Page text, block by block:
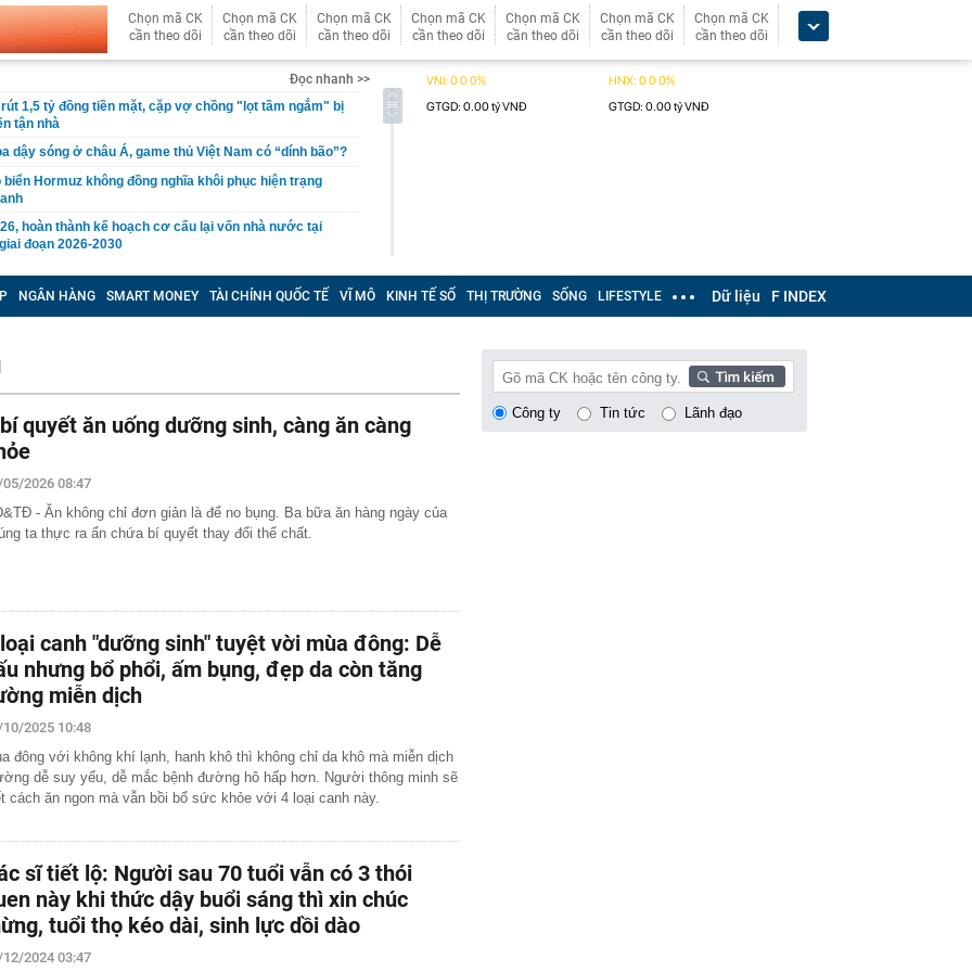
Chọn mã CK
cần theo dõi
Chọn mã CK
cần theo dõi
Chọn mã CK
cần theo dõi
Chọn mã CK
cần theo dõi
Chọn mã CK
cần theo dõi
Chọn mã CK
cần theo dõi
Chọn mã CK
cần theo dõi
Đọc nhanh >>
rút 1,5 tỷ đồng tiền mặt, cặp vợ chồng "lọt tầm ngắm" bị
tận nhà
dậy sóng ở châu Á, game thủ Việt Nam có “dính bão”?
biển Hormuz không đồng nghĩa khôi phục hiện trạng
hoàn thành kế hoạch cơ cấu lại vốn nhà nước tại
đoạn 2026-2030
Anh Tú: Việt Nam không nên vội vàng trước
trang sức kim cương 25 tỷ của bà Trương Mỹ Lan:
Quạt và Hồ Văn Khoa bị khởi tố sau loạt livestream
đạo Nga liên tục xuyên thủng lưới phòng không
thành phố trực thuộc Trung ương mới của Việt Nam
có biệt danh 'Mười Khó'?
7/8 tại Agribank, Vietcombank, BIDV, VietinBank,
HDBank,...
năm tuổi héo khô suốt 2 năm bỗng bật chồi, cách xử
khiến dân mạng nể phục
phẩm tiết lộ 4 món đầu năm học bán rất chạy
lại ít dùng
quả xổ số miền Bắc hôm nay thứ Sáu ngày 7/8/2026
hàng chưa từng được sử dụng bất ngờ có số dư 100
hay bán hết trước giờ trưa?
xử lý 'anh hùng bàn phím' bôi nhọ, xúc phạm cá nhân
trị giá hơn 262 tỷ đồng khi đi dạo trên khu đất của
NGÂN HÀNG SMART MONEY TÀI CHÍNH QUỐC TẾ VĨ MÔ KINH TẾ SỐ THỊ TRƯỜNG SỐNG LIFESTYLE Dữ liệu F INDEX
quyết ăn uống dưỡng sinh, càng ăn càng
05/2026 08:47
- Ăn không chỉ đơn giản là để no bụng. Ba bữa ăn hàng ngày của
ta thực ra ẩn chứa bí quyết thay đổi thể chất.
canh "dưỡng sinh" tuyệt vời mùa đông: Dễ
nhưng bổ phổi, ấm bụng, đẹp da còn tăng
miễn dịch
2025 10:48
đông với không khí lạnh, hanh khô thì không chỉ da khô mà miễn dịch
dễ suy yếu, dễ mắc bệnh đường hô hấp hơn. Người thông minh sẽ
cách ăn ngon mà vẫn bồi bổ sức khỏe với 4 loại canh này.
sĩ tiết lộ: Người sau 70 tuổi vẫn có 3 thói
này khi thức dậy buổi sáng thì xin chúc
tuổi thọ kéo dài, sinh lực dồi dào
12/2024 03:47
Công ty Tin tức Lãnh đạo